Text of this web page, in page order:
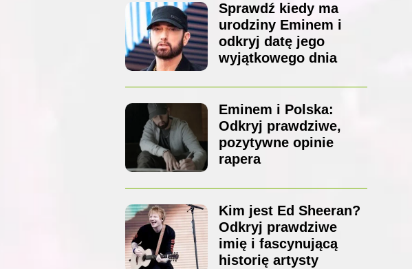
Sprawdź kiedy ma
urodziny Eminem i
odkryj datę jego
wyjątkowego dnia
Eminem i Polska:
Odkryj prawdziwe,
pozytywne opinie
rapera
Kim jest Ed Sheeran?
Odkryj prawdziwe
imię i fascynującą
historię artysty